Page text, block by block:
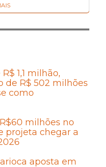
1,1 milhão,
de R$ 502 milhões
como
milhões no
projeta chegar a
aposta em